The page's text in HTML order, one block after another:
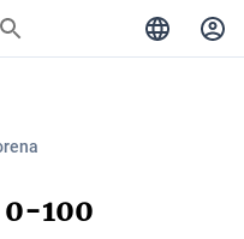
100